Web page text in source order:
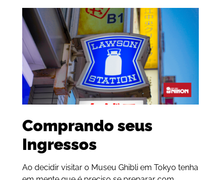
Comprando seus
Ingressos
Ao decidir visitar o Museu Ghibli em Tokyo tenha